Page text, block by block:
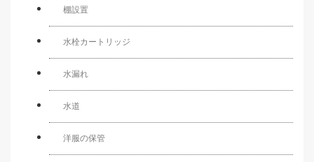
棚設置
水栓カートリッジ
水漏れ
水道
洋服の保管